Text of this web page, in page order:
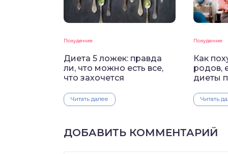
Похудение
Диета 5 ложек: правда
ли, что можно есть все,
что захочется
Читать далее
Похудение
Как
родов,
диеты
Читать
ДОБАВИТЬ КОММЕНТАРИЙ